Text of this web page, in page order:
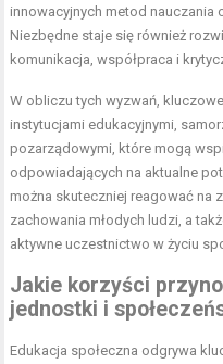
innowacyjnych metod nauczania
Niezbędne staje się również
komunikacja, współpraca i
W obliczu tych wyzwań,
instytucjami edukacyjnymi,
pozarządowymi, które mogą
odpowiadających na aktualne
można skuteczniej reagować na
zachowania młodych ludzi, a
aktywne uczestnictwo w życiu
Jakie korzyści
jednostki i
Edukacja społeczna odgrywa